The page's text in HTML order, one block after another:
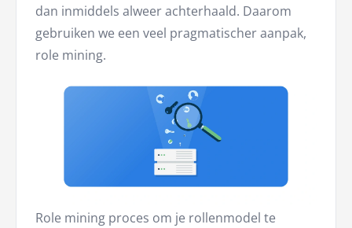
dan inmiddels alweer achterhaald. Daarom
gebruiken we een veel pragmatischer aanpak,
role mining.
Role mining proces om je rollenmodel te